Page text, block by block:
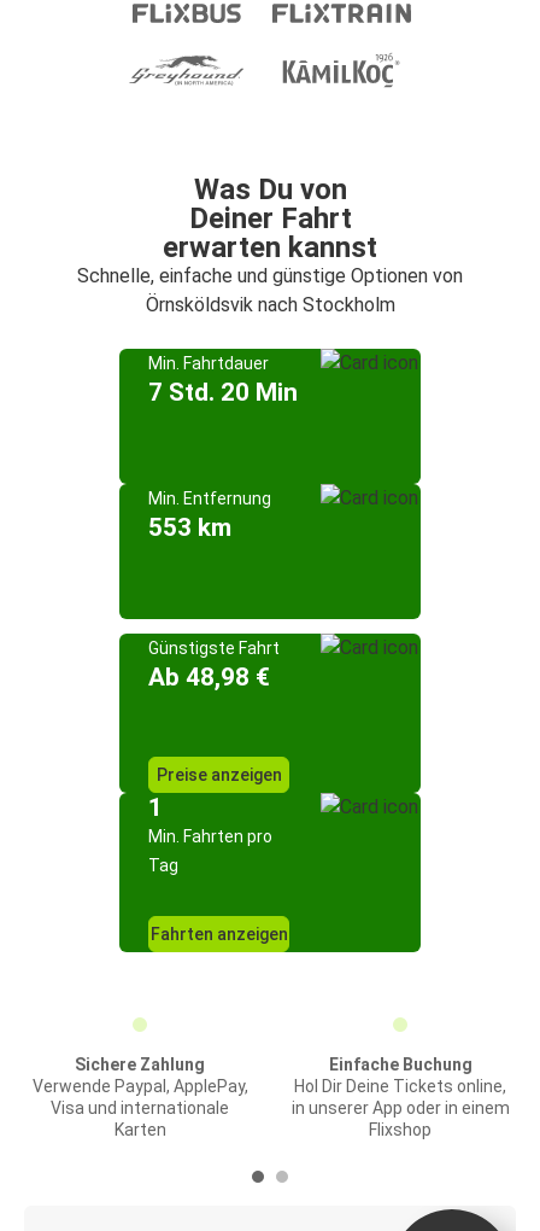
Was Du von
Deiner Fahrt
erwarten kannst
Schnelle, einfache und günstige Optionen von
Örnsköldsvik nach Stockholm
Min. Fahrtdauer
7 Std. 20 Min
Min. Entfernung
553 km
Günstigste Fahrt
Ab 48,98 €
Preise anzeigen
1
Min. Fahrten pro
Tag
Fahrten anzeigen
Sichere Zahlung
Verwende Paypal, ApplePay,
Visa und internationale
Karten
Einfache Buchung
Hol Dir Deine Tickets online,
in unserer App oder in einem
Flixshop